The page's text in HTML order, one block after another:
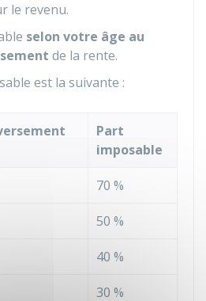
le revenu.
selon votre âge au
de la rente.
est la suivante :
Part
imposable
70 %
50 %
40 %
30 %